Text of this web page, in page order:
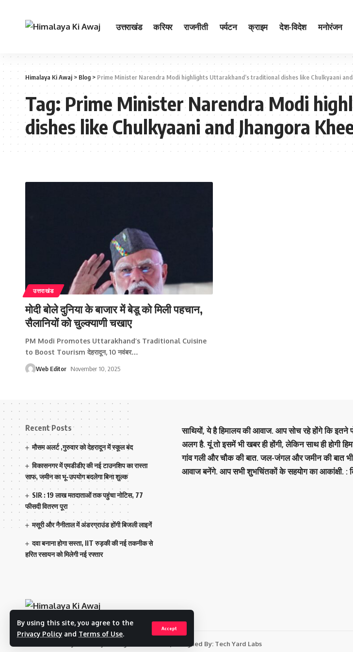
By using this site, you agree to the
Privacy Policy and Terms of Use.
Accept
उत्तराखंड करियर राजनीती पर्यटन क्राइम देश-विदेश मनोरंजन
Himalaya Ki Awaj > Blog> Prime Minister Narendra Modi highlights Uttarakhand’s traditional dishes like Chulkyaani and
Tag:Prime Minister Narendra Modi
dishes like Chulkyaani and Jhangora
उत्तराखंड
मोदी बोले दुनिया के बाजार में बेडू को मिली पहचान,
सैलानियों को चुल्क्याणी चखाए
PM Modi Promotes Uttarakhand’s Traditional Cuisine
to Boost Tourism देहरादून, 10 नवंबर…
Web Editor November 10, 2025
Recent Posts
मौसम अलर्ट ,गुरुवार को देहरादून में स्कूल बंद
विकासनगर में एमडीडीए की नई टाउनशिप का रास्ता
साफ, जमीन का भू-उपयोग बदलेगा बिना शुल्क
SIR : 19 लाख मतदाताओं तक पहुंचा नोटिस, 77
फीसदी वितरण पूरा
मसूरी और नैनीताल में अंडरग्राउंड होंगी बिजली लाइनें
दवा बनाना होगा सस्ता, IIT रुड़की की नई तकनीक से
हरित रसायन को मिलेगी नई रफ्तार
साथियों, ये है हिमालय की आवाज. आप सोच रहे होंगे कि इतने
अलग है. यूं तो इसमें भी खबर ही होंगी, लेकिन साथ ही होगी
गांव गली और चौक की बात. जल-जंगल और जमीन की बात
आवाज बनेंगे. आप सभी शुभचिंतकों के सहयोग का आकांक्षी. :
© 2023 Himalaya Ki Awaj. All Rights Reserved. | Designed By: Tech Yard Labs